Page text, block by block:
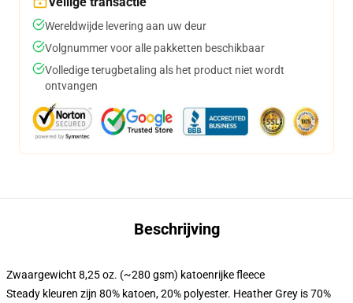
Wereldwijde levering aan uw deur
Volgnummer voor alle pakketten beschikbaar
Volledige terugbetaling als het product niet wordt
ontvangen
Beschrijving
Zwaargewicht 8,25 oz. (~280 gsm) katoenrijke fleece
Steady kleuren zijn 80% katoen, 20% polyester. Heather Grey is 70%